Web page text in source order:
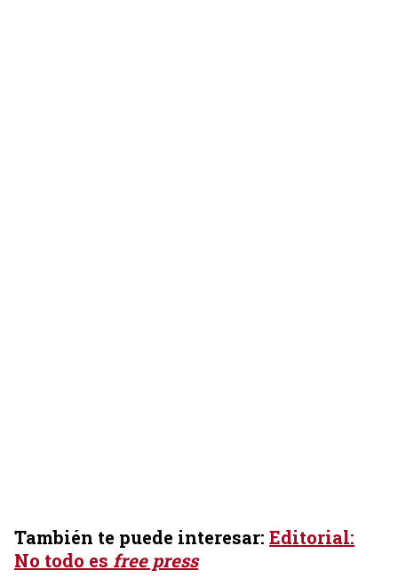
También te puede interesar: Editorial:
No todo es free press